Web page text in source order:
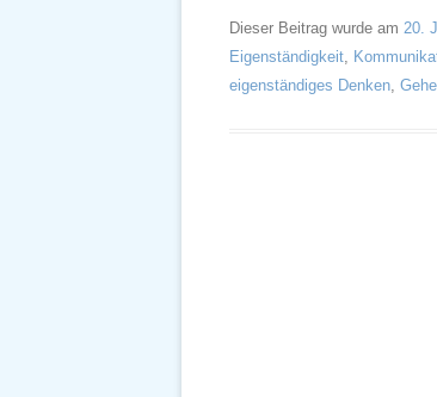
Dieser Beitrag wurde am 20.
Eigenständigkeit,
eigenständiges Denken,